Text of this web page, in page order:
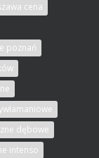
cena
poznań
dębowe
intenso